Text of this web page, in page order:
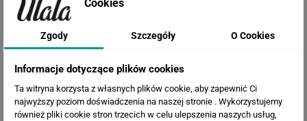
Fototapeta Kwiaty 3D
Cookies
Zgody Szczegóły O Cookies
Informacje dotyczące plików cookies
Ta witryna korzysta z własnych plików cookie, aby zapewnić Ci
najwyższy poziom doświadczenia na naszej stronie . Wykorzystujemy
również pliki cookie stron trzecich w celu ulepszenia naszych usług,